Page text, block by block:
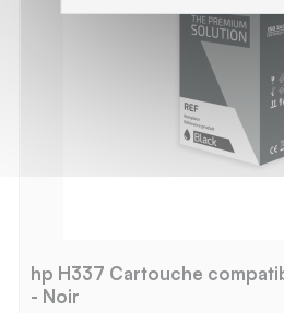
hp H337 Cartouche
- Noir